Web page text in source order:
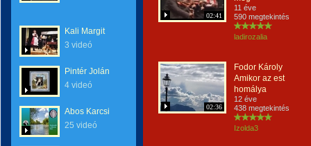
Kali Margit
3 videó
Pintér Jolán
4 videó
Abos Karcsi
25 videó
02:41
11 éve
590 megtekintés
ladirozalia
02:36
Fodor Károly
Amikor az est
homálya
12 éve
438 megtekintés
Izolda3